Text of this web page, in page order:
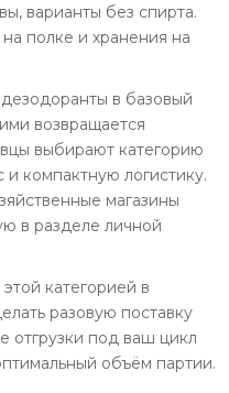
варианты без спирта.
полке и хранения на
в базовый
возвращается
выбирают категорию
компактную логистику.
магазины
в разделе личной
категорией в
разовую поставку
отгрузки под ваш цикл
объём партии.